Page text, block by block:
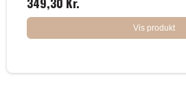
Vis produkt